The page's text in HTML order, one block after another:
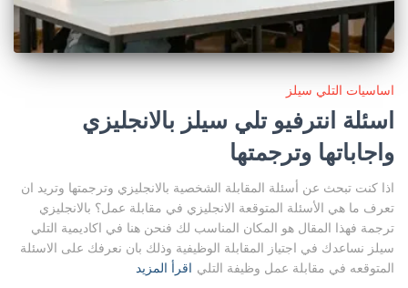
اساسيات التلي سيلز
اسئلة انترفيو تلي سيلز بالانجليزي
واجاباتها وترجمتها
اذا كنت تبحث عن أسئلة المقابلة الشخصية بالانجليزي وترجمتها وتريد ان
تعرف ما هي الأسئلة المتوقعة الانجليزي في مقابلة عمل؟ بالانجليزي
ترجمة فهذا المقال هو المكان المناسب لك فنحن هنا في اكاديمية التلي
سيلز نساعدك في اجتياز المقابلة الوظيفية وذلك بان نعرفك على الاسئلة
المتوقعه في مقابلة عمل وظيفة التلي اقرأ المزيد